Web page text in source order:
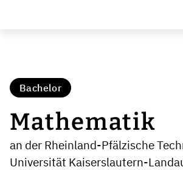
Bachelor
Mathematik
an der Rheinland-Pfälzische
Universität Kaiserslautern-